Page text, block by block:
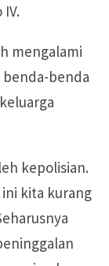
mengalami
benda
kepolisian.
kita kurang